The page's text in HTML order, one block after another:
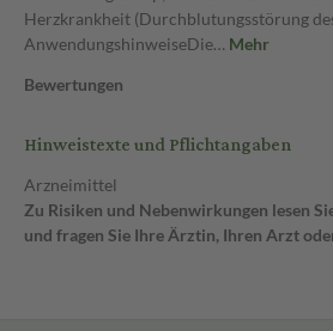
Herzkrankheit (Durchblutungsstörung
AnwendungshinweiseDie… Mehr
Bewertungen
Hinweistexte und Pflichtangaben
Arzneimittel
Zu Risiken und Nebenwirkungen lesen
und fragen Sie Ihre Ärztin, Ihren Arzt